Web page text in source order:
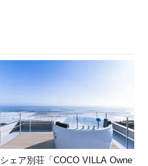
シェア別荘「COCO VILLA Owne